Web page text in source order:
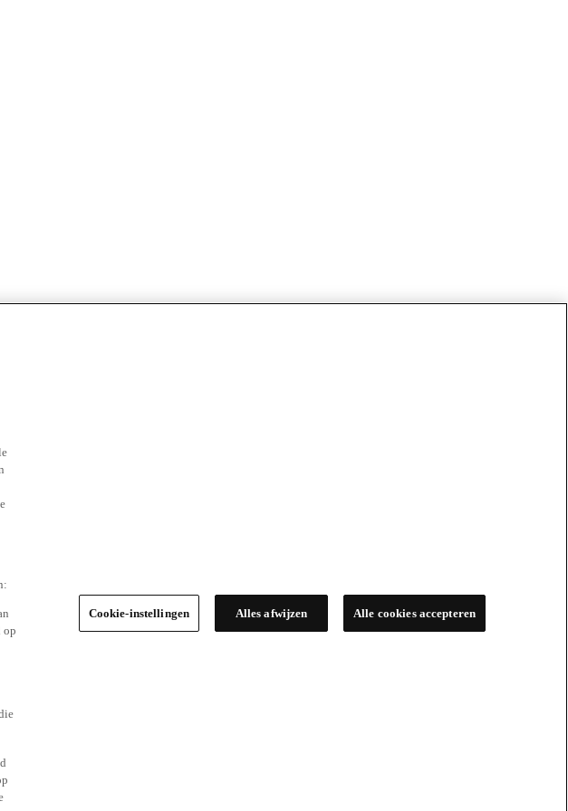
op
Cookie-instellingen Alles afwijzen Alle cookies accepteren